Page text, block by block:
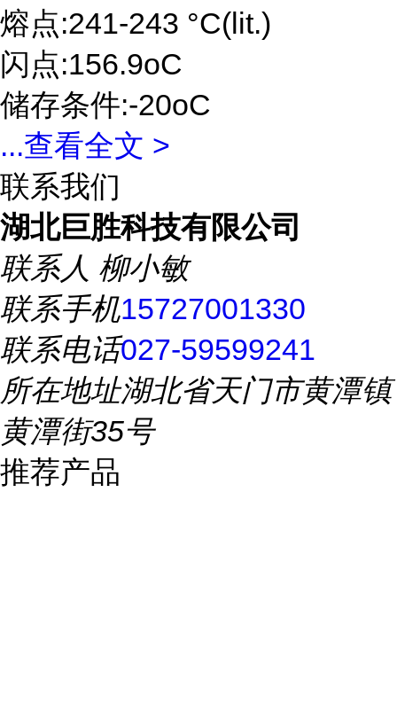
熔点:241-243 °C(lit.)
闪点:156.9oC
储存条件:-20oC
...查看全文 >
联系我们
湖北巨胜科技有限公司
联系人 柳小敏
联系手机15727001330
联系电话027-59599241
所在地址湖北省天门市黄潭镇
黄潭街35号
推荐产品